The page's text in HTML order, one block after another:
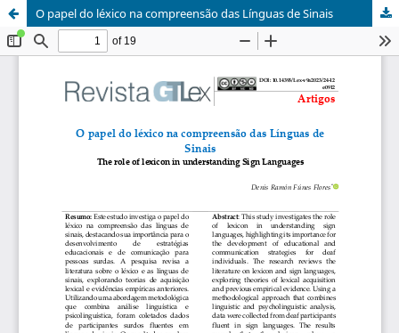
O papel do léxico na compreensão das Línguas de Sinais